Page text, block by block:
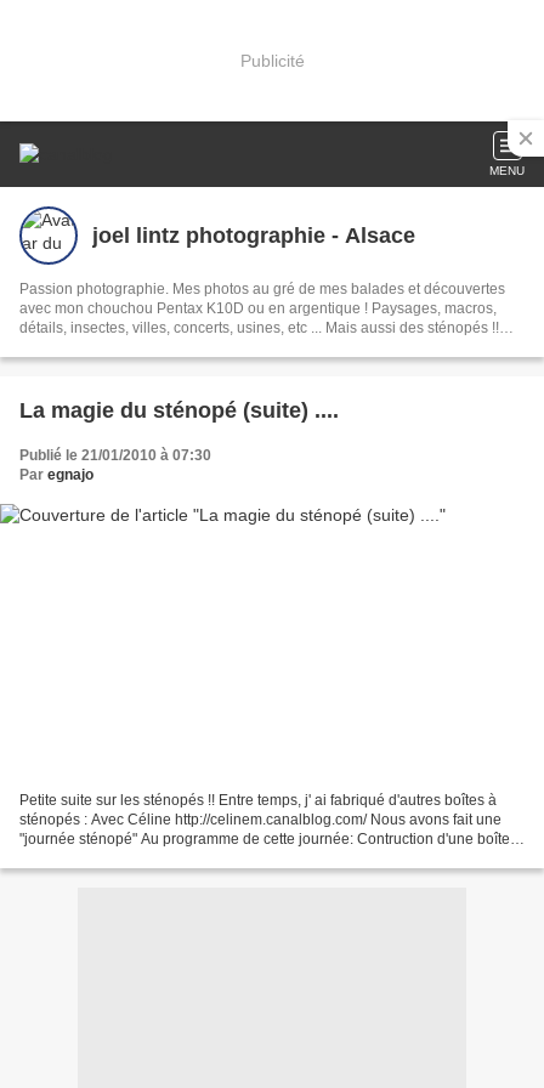
Publicité
MENU
joel lintz photographie - Alsace
Passion photographie. Mes photos au gré de mes balades et découvertes
avec mon chouchou Pentax K10D ou en argentique ! Paysages, macros,
détails, insectes, villes, concerts, usines, etc ... Mais aussi des sténopés !!
La magie du sténopé (suite) ....
Publié le 21/01/2010 à 07:30
Par egnajo
Petite suite sur les sténopés !! Entre temps, j' ai fabriqué d'autres boîtes à
sténopés : Avec Céline http://celinem.canalblog.com/ Nous avons fait une
"journée sténopé" Au programme de cette journée: Contruction d'une boîte à